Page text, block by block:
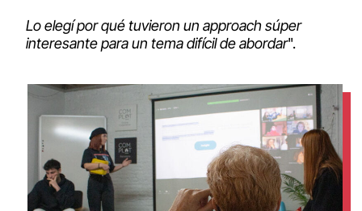
Lo elegí por qué tuvieron un approach súper
interesante para un tema difícil de abordar".